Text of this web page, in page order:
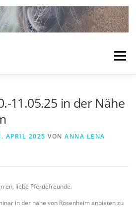
Menü
11.05.25 in der Nähe
APRIL 2025 VON ANNA LENA
liebe Pferdefreunde.
in der nähe von Rosenheim anbieten zu